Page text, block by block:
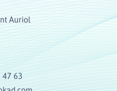
Auriol
47 63